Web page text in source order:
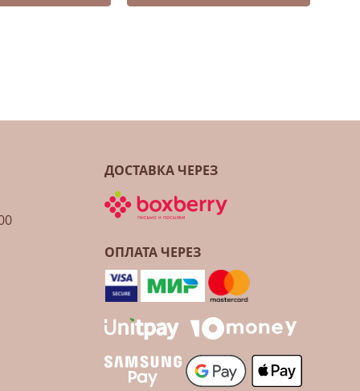
ДОСТАВКА ЧЕРЕЗ
ОПЛАТА ЧЕРЕЗ